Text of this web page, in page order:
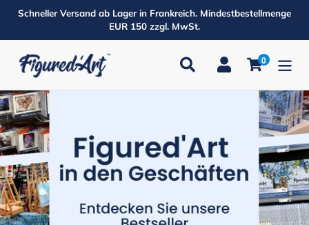
Schneller Versand ab Lager in Frankreich. Mindestbestellmenge
EUR 150 zzgl. MwSt.
Suchen Einloggen
0Produkte